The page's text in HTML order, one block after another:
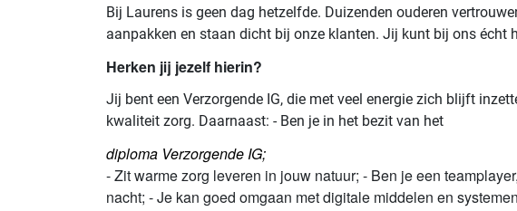
Bij Laurens is geen dag hetzelfde. Duizenden ouderen
aanpakken en staan dicht bij onze klanten. Jij kunt bij ons écht
Herken jij jezelf hierin?
Jij bent een Verzorgende IG, die met veel energie zich blijft
kwaliteit zorg. Daarnaast: - Ben je in het bezit van het
diploma Verzorgende IG;
- Zit warme zorg leveren in jouw natuur; - Ben je een
nacht; - Je kan goed omgaan met digitale middelen en